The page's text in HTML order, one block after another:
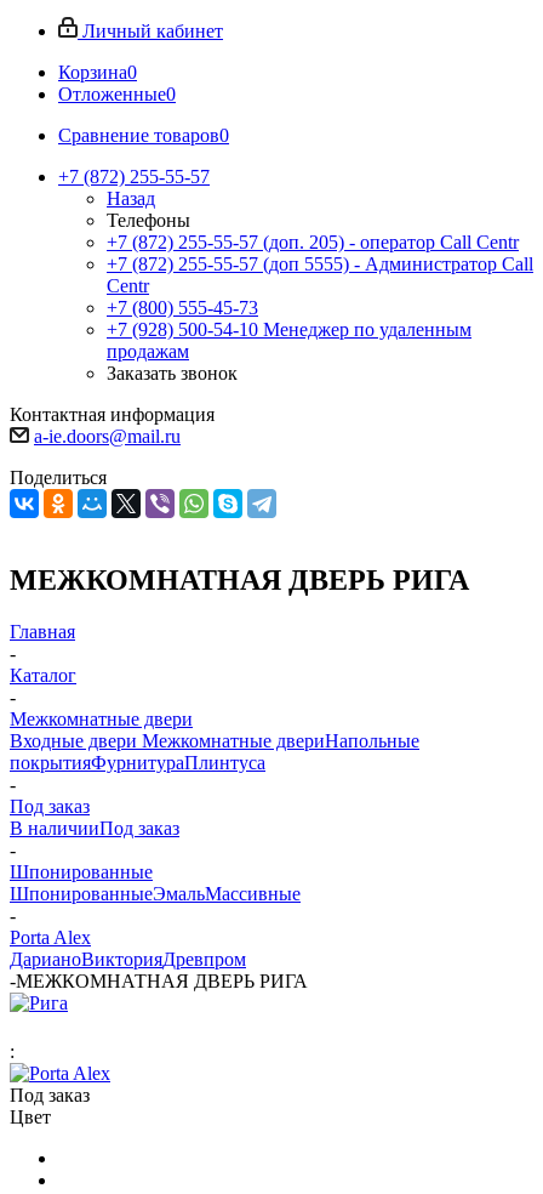
Личный кабинет
Корзина0
Отложенные0
Сравнение товаров0
+7 (872) 255-55-57
Назад
Телефоны
+7 (872) 255-55-57 (доп. 205) - оператор Call Centr
+7 (872) 255-55-57 (доп 5555) - Администратор Call
Centr
+7 (800) 555-45-73
+7 (928) 500-54-10 Менеджер по удаленным
продажам
Заказать звонок
Контактная информация
a-ie.doors@mail.ru
Поделиться
МЕЖКОМНАТНАЯ ДВЕРЬ РИГА
Главная
-
Каталог
-
Межкомнатные двери
Входные двери Межкомнатные двериНапольные
покрытияФурнитураПлинтуса
-
Под заказ
В наличииПод заказ
-
Шпонированные
ШпонированныеЭмальМассивные
-
Porta Alex
ДарианоВикторияДревпром
-МЕЖКОМНАТНАЯ ДВЕРЬ РИГА
:
Под заказ
Цвет